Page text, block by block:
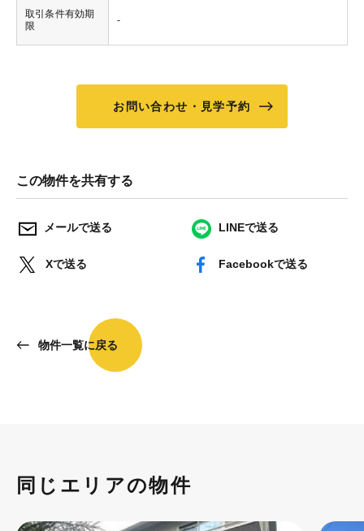
取引条件有効期
限
-
お問い合わせ・見学予約
この物件を共有する
メールで送る LINEで送る
Xで送る Facebookで送る
物件一覧に戻る
同じエリアの物件